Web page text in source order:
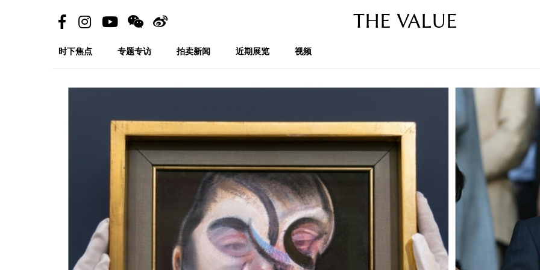
THE VALUE
时下焦点 专题专访 拍卖新闻 近期展览 视频